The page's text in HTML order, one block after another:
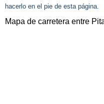
hacerlo en el pie de esta página.
Mapa de carretera entre